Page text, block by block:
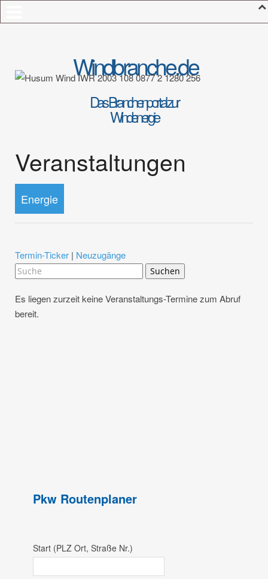
Windbranche.de
Das Branchenportal zur
Windenergie
Veranstaltungen
Energie
Termin-Ticker | Neuzugänge
Suchen
Es liegen zurzeit keine Veranstaltungs-Termine zum Abruf
bereit.
Pkw Routenplaner
Start (PLZ Ort, Straße Nr.)